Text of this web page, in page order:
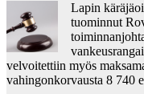
Lapin
tuominnut
velvoitettiin myös
vahingonkorvausta 8 740